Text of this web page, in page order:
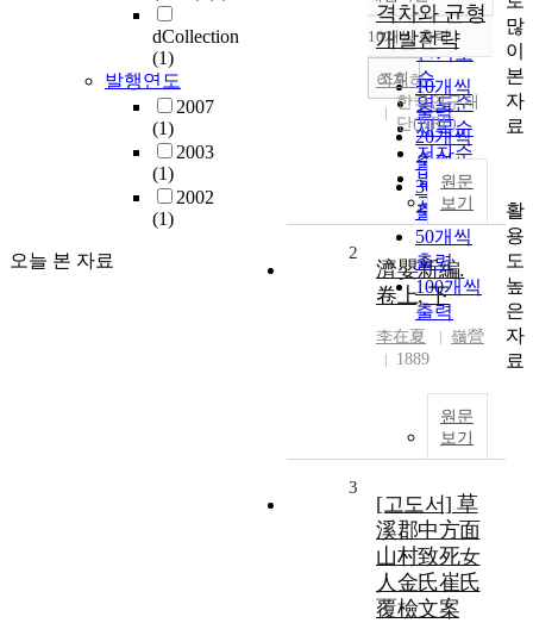
dCollection
(1)
발행연도
2007
(1)
2003
(1)
2002
(1)
오늘 본 자료
순
인기도
순
연도순
제목순
저자순
발행기
관순
내림차순
10개씩 출력
10개씩
출력
20개씩
출력
30개씩
출력
50개씩
출력
100개씩
출력
조회
격차와 균형
개발전략
이재하
한국연구재
단(NRF)
원문
보기
2
濟嬰新編.
卷上, 下
李在夏
嶺營
1889
원문
보기
3
[고도서] 草
溪郡中方面
山村致死女
人金氏崔氏
覆檢文案
많
이
본
자
료
활
용
도
높
은
자
료